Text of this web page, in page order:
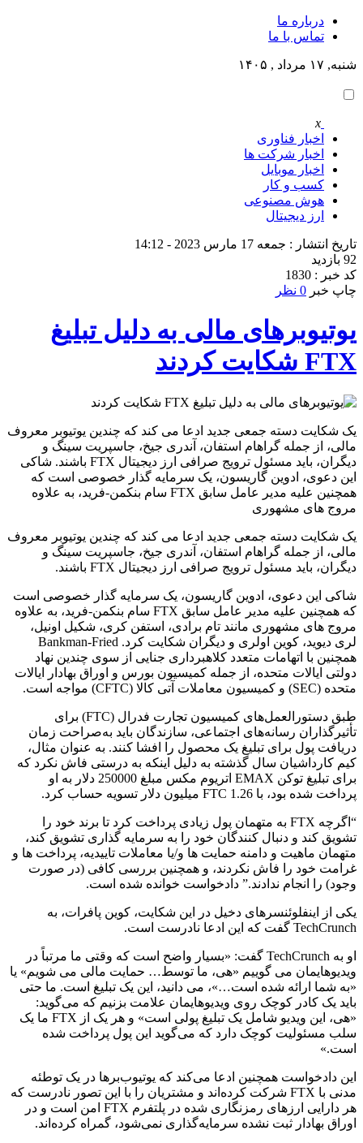
درباره ما
تماس با ما
شنبه, ۱۷ مرداد , ۱۴۰۵
x
اخبار فناوری
اخبار شرکت ها
اخبار موبایل
کسب و کار
هوش مصنوعی
ارز دیجیتال
تاریخ انتشار : جمعه 17 مارس 2023 - 14:12
92 بازدید
کد خبر : 1830
چاپ خبر 0 نظر
یوتیوبرهای مالی به دلیل تبلیغ
FTX شکایت کردند
یک شکایت دسته جمعی جدید ادعا می کند که چندین یوتیوبر معروف
مالی، از جمله گراهام استفان، آندری جیخ، جاسپریت سینگ و
دیگران، باید مسئول ترویج صرافی ارز دیجیتال FTX باشند. شاکی
این دعوی، ادوین گاریسون، یک سرمایه گذار خصوصی است که
همچنین علیه مدیر عامل سابق FTX سام بنکمن-فرید، به علاوه
مروج های مشهوری
یک شکایت دسته جمعی جدید ادعا می کند که چندین یوتیوبر معروف
مالی، از جمله گراهام استفان، آندری جیخ، جاسپریت سینگ و
دیگران، باید مسئول ترویج صرافی ارز دیجیتال FTX باشند.
شاکی این دعوی، ادوین گاریسون، یک سرمایه گذار خصوصی است
که همچنین علیه مدیر عامل سابق FTX سام بنکمن-فرید، به علاوه
مروج های مشهوری مانند تام برادی، استفن کری، شکیل اونیل،
لری دیوید، کوین اولری و دیگران شکایت کرد. Bankman-Fried
همچنین با اتهامات متعدد کلاهبرداری جنایی از سوی چندین نهاد
دولتی ایالات متحده، از جمله کمیسیون بورس و اوراق بهادار ایالات
متحده (SEC) و کمیسیون معاملات آتی کالا (CFTC) مواجه است.
طبق دستورالعمل‌های کمیسیون تجارت فدرال (FTC) برای
تأثیرگذاران رسانه‌های اجتماعی، سازندگان باید به‌صراحت زمان
دریافت پول برای تبلیغ یک محصول را افشا کنند. به عنوان مثال،
کیم کارداشیان سال گذشته به دلیل اینکه به درستی فاش نکرد که
برای تبلیغ توکن EMAX اتریوم مکس مبلغ 250000 دلار به او
پرداخت شده بود، با FTC 1.26 میلیون دلار تسویه حساب کرد.
“اگرچه FTX به متهمان پول زیادی پرداخت کرد تا برند خود را
تشویق کند و دنبال کنندگان خود را به سرمایه گذاری تشویق کند،
متهمان ماهیت و دامنه حمایت ها و/یا معاملات تاییدیه، پرداخت ها و
غرامت خود را فاش نکردند، و همچنین بررسی کافی (در صورت
وجود) را انجام ندادند.” دادخواست خوانده شده است.
یکی از اینفلوئنسرهای دخیل در این شکایت، کوین پافرات، به
TechCrunch گفت که این ادعا نادرست است.
او به TechCrunch گفت: «بسیار واضح است که وقتی ما مرتباً در
ویدیوهایمان می گوییم «هی، ما توسط… حمایت مالی می شویم» یا
«به شما ارائه شده است…»، می دانید، این یک تبلیغ است. ما حتی
باید یک کادر کوچک روی ویدیوهایمان علامت بزنیم که می‌گوید:
«هی، این ویدیو شامل یک تبلیغ پولی است» و هر یک از FTX ما یک
سلب مسئولیت کوچک دارد که می‌گوید این پول پرداخت شده
است.»
این دادخواست همچنین ادعا می‌کند که یوتیوب‌برها در یک توطئه
مدنی با FTX شرکت کرده‌اند و مشتریان را با این تصور نادرست که
هر دارایی ارزهای رمزنگاری شده در پلتفرم FTX امن است و در
اوراق بهادار ثبت نشده سرمایه‌گذاری نمی‌شود، گمراه کرده‌اند.